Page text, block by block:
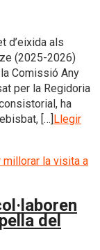
d’eixida als
(2025-2026)
Comissió Any
per la Regidoria
ha
[…]Llegir
del